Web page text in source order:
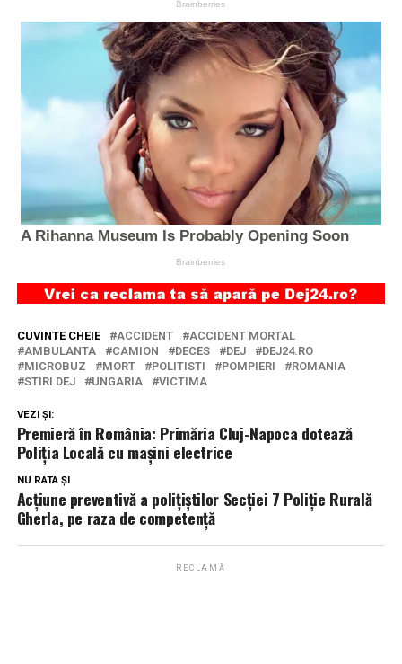
CUVINTE CHEIE ACCIDENT
ACCIDENT MORTAL
AMBULANTA
CAMION DECES DEJ
DEJ24.RO
MICROBUZ
MORT POLITISTI POMPIERI
ROMANIA
STIRI DEJ
UNGARIA VICTIMA
VEZI ȘI:
Premieră în România: Primăria Cluj-Napoca dotează
Poliția Locală cu mașini electrice
NU RATA ȘI
Acțiune preventivă a polițiștilor Secţiei 7 Poliţie Rurală
Gherla, pe raza de competență
RECLAMĂ